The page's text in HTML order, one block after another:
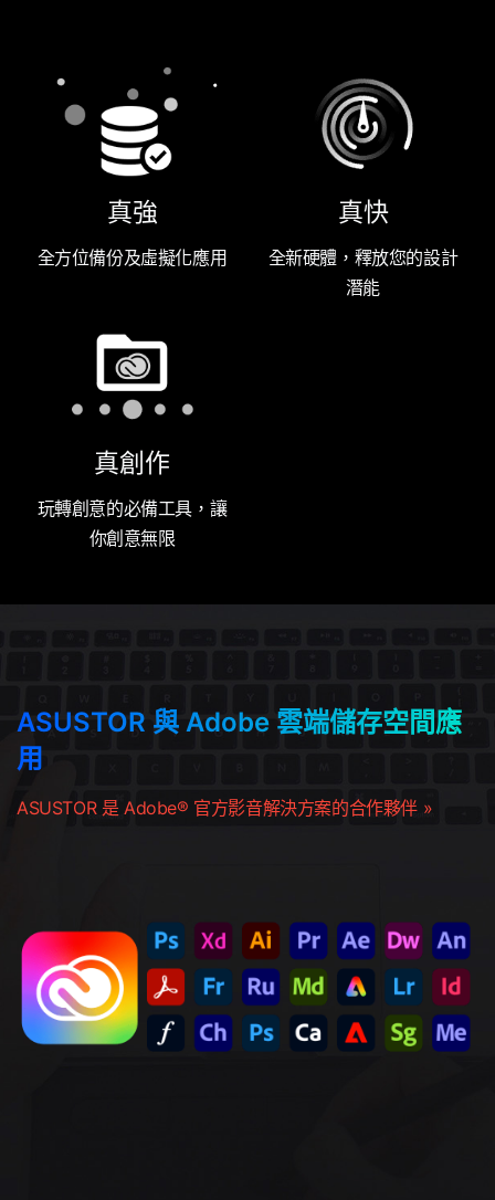
真強
全方位備份及虛擬化應用
真快
全新硬體，釋放您的設計
潛能
真創作
玩轉創意的必備工具，讓
你創意無限
ASUSTOR 與 Adobe 雲端儲存空間應
用
ASUSTOR 是 Adobe® 官方影音解決方案的合作夥伴 »